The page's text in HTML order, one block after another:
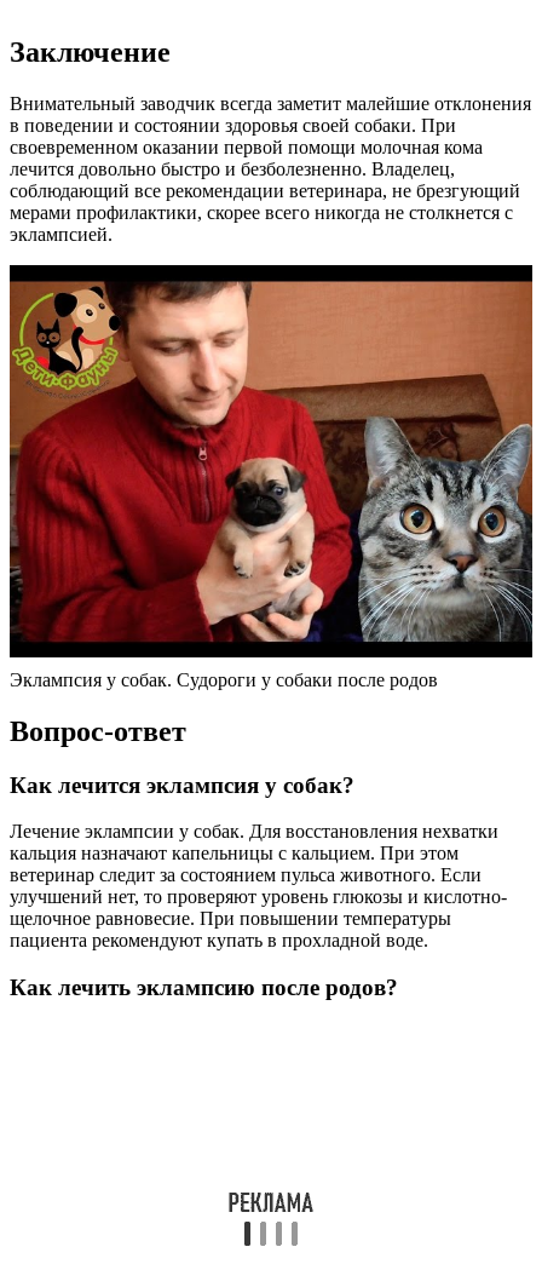
Заключение
Внимательный заводчик всегда заметит малейшие отклонения
в поведении и состоянии здоровья своей собаки. При
своевременном оказании первой помощи молочная кома
лечится довольно быстро и безболезненно. Владелец,
соблюдающий все рекомендации ветеринара, не брезгующий
мерами профилактики, скорее всего никогда не столкнется с
эклампсией.
Эклампсия у собак. Судороги у собаки после родов
Вопрос-ответ
Как лечится эклампсия у собак?
Лечение эклампсии у собак. Для восстановления нехватки
кальция назначают капельницы с кальцием. При этом
ветеринар следит за состоянием пульса животного. Если
улучшений нет, то проверяют уровень глюкозы и кислотно-
щелочное равновесие. При повышении температуры
пациента рекомендуют купать в прохладной воде.
Как лечить эклампсию после родов?